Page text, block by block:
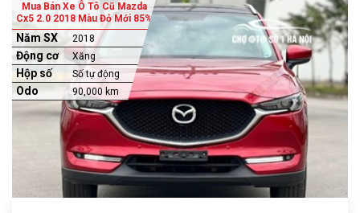
Mua Bán Xe Ô Tô Cũ Mazda
Cx5 2.0 2018 Màu Đỏ Mới 85%
Năm SX 2018
Động cơ Xăng
Hộp số Số tự động
Odo 90,000 km